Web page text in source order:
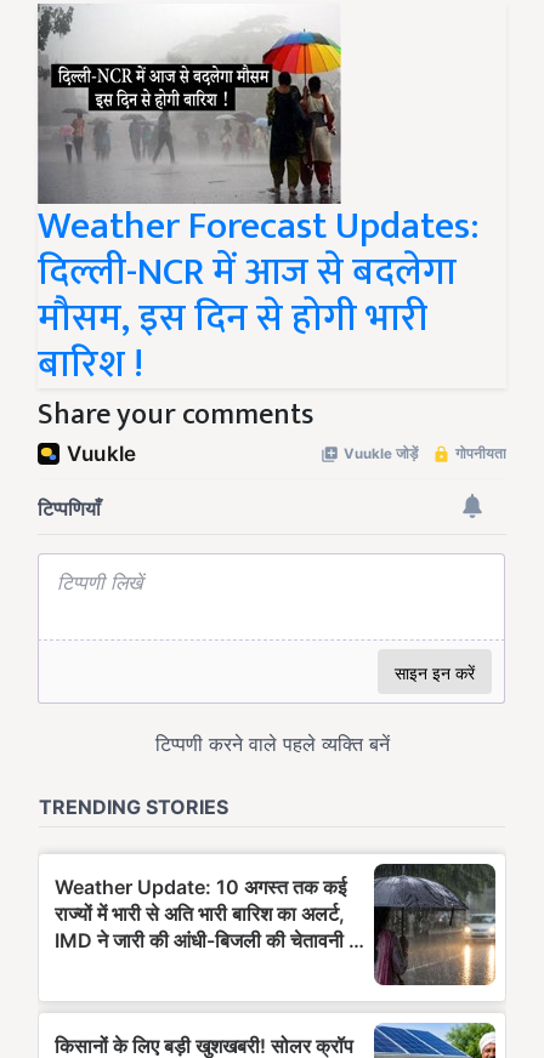
Weather Forecast Updates:
दिल्ली-NCR में आज से बदलेगा
मौसम, इस दिन से होगी भारी
बारिश !
Share your comments